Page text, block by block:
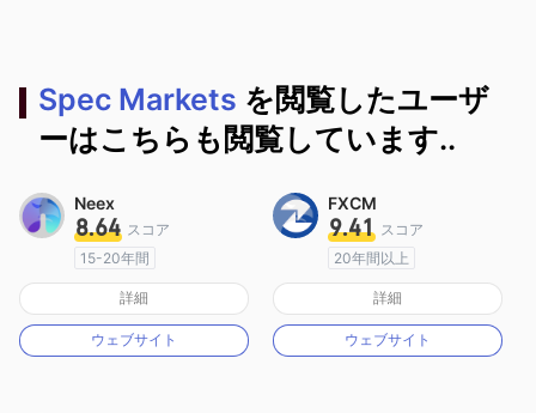
Spec Markets を閲覧したユーザ
ーはこちらも閲覧しています..
Neex
8.64 スコア
15-20年間
オーストラリア規制
マーケットメイキングライセンス（MM）
MT4フルライセンス
詳細
ウェブサイト
FXCM
9.41 スコア
20年間以上
オーストラリア規制
マーケットメイキングライセンス（MM）
MT4フルライセンス
詳細
ウェブサイト